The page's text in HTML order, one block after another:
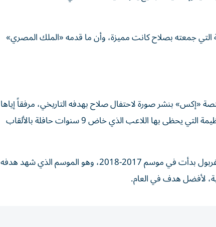
التي جمعته بصلاح كانت مميزة، وأن ما قدمه «الملك المصري»
«إكس» بنشر صورة لاحتفال صلاح بهدفه التاريخي، مرفقاً إياها
بتعليق مقتضب وقوي: «الملك المصري»، في إشارة إلى المكانة العظيمة التي يحظى بها اللاعب الذي خاض 9 سنوات حافلة بالألقاب
يُذكر أن صلاح، البالغ من العمر 33 عاماً، يختتم مسيرة أسطورية مع ليفربول بدأت في موسم 2017-2018، وهو الموسم الذي شهد هدفه
لأفضل هدف في العام.